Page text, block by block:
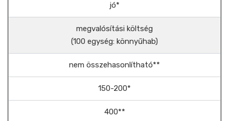
jó*
megvalósítási költség
(100 egység: könnyűhab)
nem összehasonlítható**
150-200*
400**